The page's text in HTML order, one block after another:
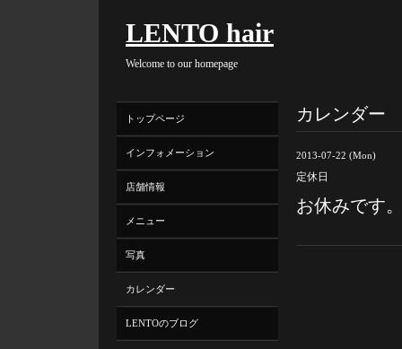
LENTO hair
Welcome to our homepage
カレンダー
2013-07-22 (Mon)
定休日
お休みです
トップページ
インフォメーション
店舗情報
メニュー
写真
カレンダー
LENTOのブログ